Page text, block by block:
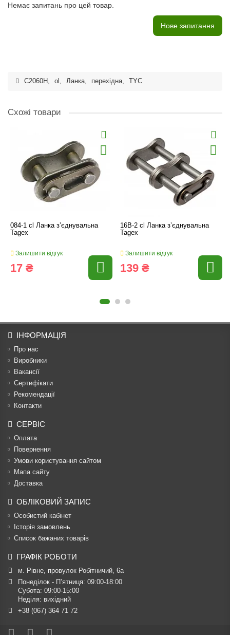
Немає запитань про цей товар.
Нове запитання
C2060H , ol , Ланка, перехідна, TYC
Схожі товари
084-1 cl Ланка з’єднувальна
Tagex
Залишити відгук
17 ₴
16B-2 cl Ланка з’єднувальна
Tagex
Залишити відгук
139 ₴
ІНФОРМАЦІЯ
Про нас
Виробники
Вакансії
Сертифікати
Рекомендації
Контакти
СЕРВІС
Оплата
Повернення
Умови користування сайтом
Мапа сайту
Доставка
ОБЛІКОВИЙ ЗАПИС
Особистий кабінет
Історія замовлень
Список бажаних товарів
ГРАФІК РОБОТИ
м. Рівне, провулок Робітничий, 6а
Понеділок - П’ятниця: 09:00-18:00
Субота: 09:00-15:00
Неділя: вихідний
+38 (067) 364 71 72